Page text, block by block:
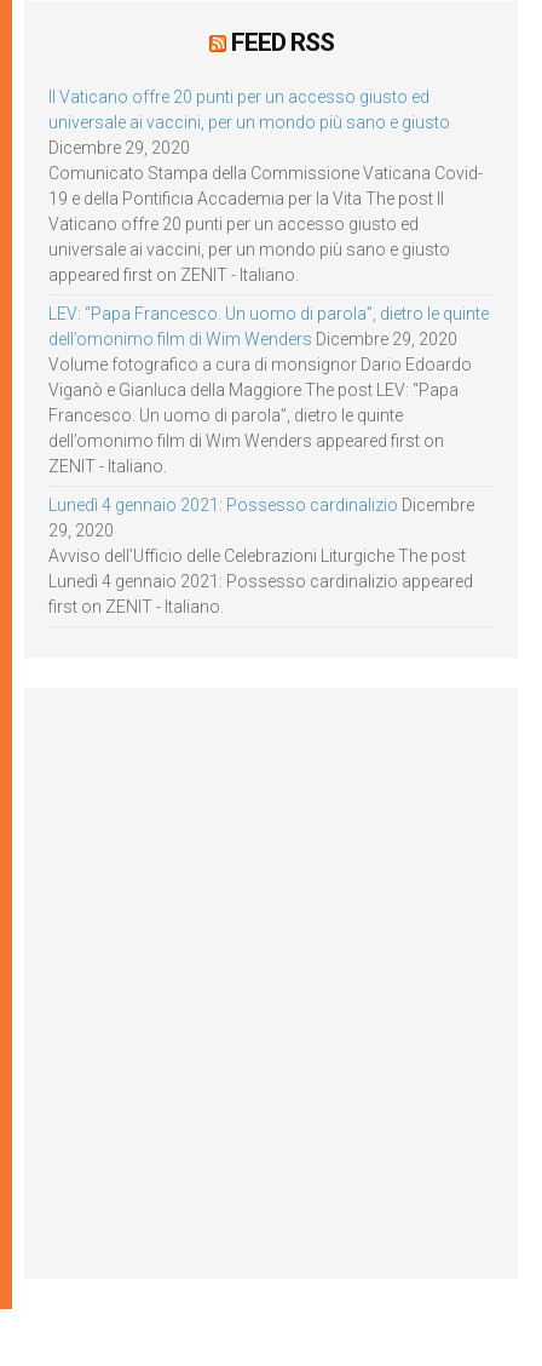
FEED RSS
Il Vaticano offre 20 punti per un accesso giusto ed
universale ai vaccini, per un mondo più sano e giusto
Dicembre 29, 2020
Comunicato Stampa della Commissione Vaticana Covid-
19 e della Pontificia Accademia per la Vita The post Il
Vaticano offre 20 punti per un accesso giusto ed
universale ai vaccini, per un mondo più sano e giusto
appeared first on ZENIT - Italiano.
LEV: “Papa Francesco. Un uomo di parola”, dietro le quinte
dell’omonimo film di Wim Wenders Dicembre 29, 2020
Volume fotografico a cura di monsignor Dario Edoardo
Viganò e Gianluca della Maggiore The post LEV: “Papa
Francesco. Un uomo di parola”, dietro le quinte
dell’omonimo film di Wim Wenders appeared first on
ZENIT - Italiano.
Lunedì 4 gennaio 2021: Possesso cardinalizio Dicembre
29, 2020
Avviso dell’Ufficio delle Celebrazioni Liturgiche The post
Lunedì 4 gennaio 2021: Possesso cardinalizio appeared
first on ZENIT - Italiano.